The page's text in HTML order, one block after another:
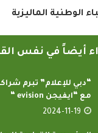
الوطنية الماليزية
أيضاً في نفس
“دبي للإعلام” تبرم
مع “ايفيجن evision “
2024-11-19